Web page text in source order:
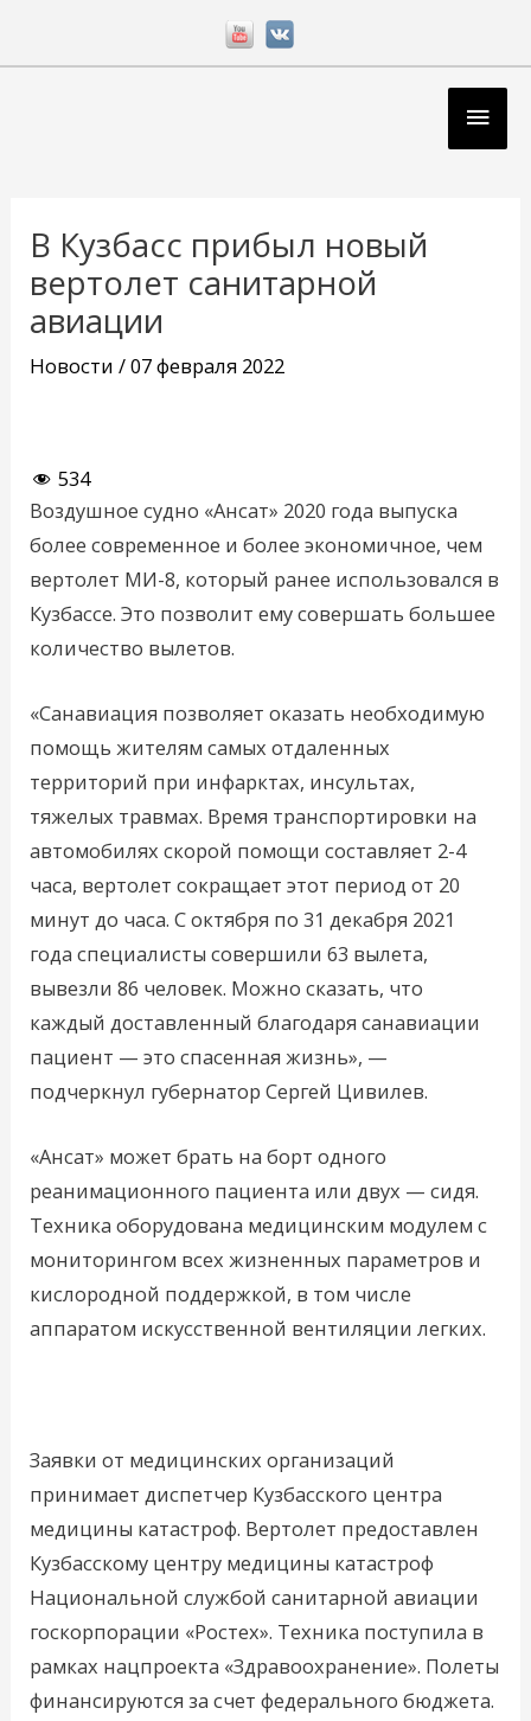
В Кузбасс прибыл новый
вертолет санитарной
авиации
Новости /07 февраля 2022
534
Воздушное судно «Ансат» 2020 года выпуска
более современное и более экономичное, чем
вертолет МИ-8, который ранее использовался в
Кузбассе. Это позволит ему совершать большее
количество вылетов.
«Санавиация позволяет оказать необходимую
помощь жителям самых отдаленных
территорий при инфарктах, инсультах,
тяжелых травмах. Время транспортировки на
автомобилях скорой помощи составляет 2-4
часа, вертолет сокращает этот период от 20
минут до часа. С октября по 31 декабря 2021
года специалисты совершили 63 вылета,
вывезли 86 человек. Можно сказать, что
каждый доставленный благодаря санавиации
пациент — это спасенная жизнь», —
подчеркнул губернатор Сергей Цивилев.
«Ансат» может брать на борт одного
реанимационного пациента или двух — сидя.
Техника оборудована медицинским модулем с
мониторингом всех жизненных параметров и
кислородной поддержкой, в том числе
аппаратом искусственной вентиляции легких.
Заявки от медицинских организаций
принимает диспетчер Кузбасского центра
медицины катастроф. Вертолет предоставлен
Кузбасскому центру медицины катастроф
Национальной службой санитарной авиации
госкорпорации «Ростех». Техника поступила в
рамках нацпроекта «Здравоохранение». Полеты
финансируются за счет федерального бюджета.
записям